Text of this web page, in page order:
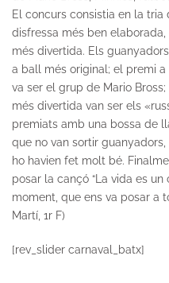
El concurs consistia en la tria
disfressa més ben
més divertida. Els
a ball més original; el premi
va ser el grup de Mario
més divertida van ser els
premiats amb una bossa de
que no van sortir
ho havien fet molt bé.
posar la cançó “La vida es
moment, que ens va posar a
Martí, 1r F)
[rev_slider carnaval_batx]